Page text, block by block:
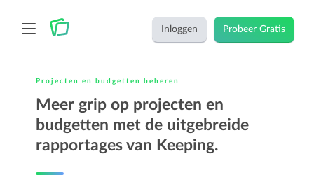
Inloggen Probeer Gratis
Projecten en budgetten beheren
Meer grip op projecten en
budgetten met de uitgebreide
rapportages van Keeping.